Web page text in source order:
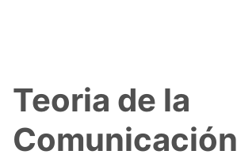
Teoria de la
Comunicación